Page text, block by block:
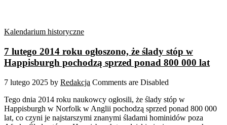
Kalendarium historyczne
7 lutego 2014 roku ogłoszono, że ślady stóp w
Happisburgh pochodzą sprzed ponad 800 000 lat
7 lutego 2025 by Redakcja Comments are Disabled
Tego dnia 2014 roku naukowcy ogłosili, że ślady stóp w
Happisburgh w Norfolk w Anglii pochodzą sprzed ponad 800 000
lat, co czyni je najstarszymi znanymi śladami hominidów poza